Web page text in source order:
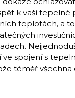
k vaší tepelné
teplotách, a
ve spojení s
téměř všechna